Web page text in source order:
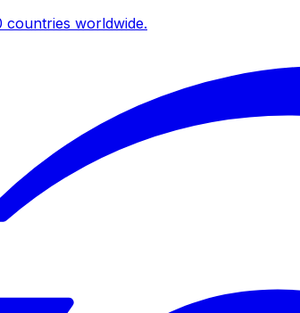
countries worldwide.